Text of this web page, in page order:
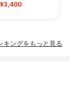
¥3,400
キングをもっと見る